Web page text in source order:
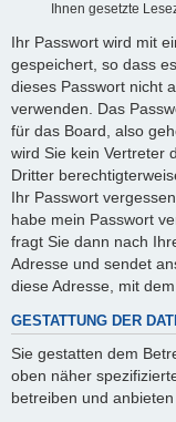
Ihnen gesetzte
Ihr Passwort wird mit
gespeichert, so dass
dieses Passwort nicht
verwenden. Das
für das Board, also
wird Sie kein Vertreter
Dritter
Ihr Passwort
habe mein Passwort
fragt Sie dann nach
Adresse und sendet
diese Adresse, mit
GESTATTUNG DER
Sie gestatten dem
oben näher
betreiben und anbieten